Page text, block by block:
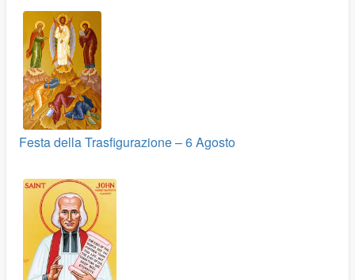
Festa della Trasfigurazione – 6 Agosto